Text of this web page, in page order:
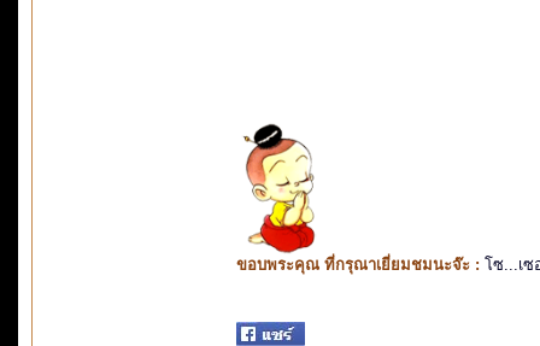
ขอบพระคุณ ที่กรุณาเยี่ยมชมนะจ๊ะ : โซ...เซ